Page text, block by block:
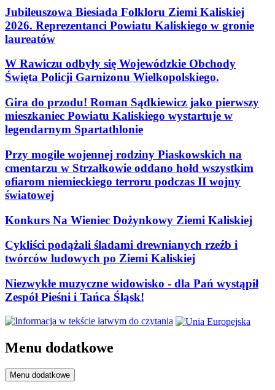
Jubileuszowa Biesiada Folkloru Ziemi Kaliskiej
2026. Reprezentanci Powiatu Kaliskiego w gronie
laureatów
W Rawiczu odbyły się Wojewódzkie Obchody
Święta Policji Garnizonu Wielkopolskiego.
Gira do przodu! Roman Sądkiewicz jako pierwszy
mieszkaniec Powiatu Kaliskiego wystartuje w
legendarnym Spartathlonie
Przy mogile wojennej rodziny Piaskowskich na
cmentarzu w Strzałkowie oddano hołd wszystkim
ofiarom niemieckiego terroru podczas II wojny
światowej
Konkurs Na Wieniec Dożynkowy Ziemi Kaliskiej
Cykliści podążali śladami drewnianych rzeźb i
twórców ludowych po Ziemi Kaliskiej
Niezwykłe muzyczne widowisko - dla Pań wystąpił
Zespół Pieśni i Tańca Śląsk!
Menu dodatkowe
Menu dodatkowe